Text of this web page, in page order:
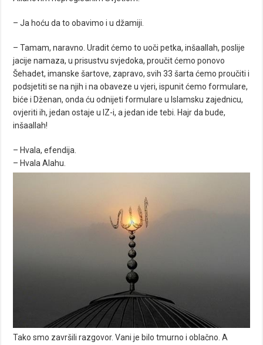
– Ja hoću da to obavimo i u džamiji.
– Tamam, naravno. Uradit ćemo to uoči petka, inšaallah, poslije
jacije namaza, u prisustvu svjedoka, proučit ćemo ponovo
Šehadet, imanske šartove, zapravo, svih 33 šarta ćemo proučiti i
podsjetiti se na njih i na obaveze u vjeri, ispunit ćemo formulare,
biće i Dženan, onda ću odnijeti formulare u Islamsku zajednicu,
ovjeriti ih, jedan ostaje u IZ-i, a jedan ide tebi. Hajr da bude,
inšaallah!
– Hvala, efendija.
– Hvala Alahu.
Tako smo završili razgovor. Vani je bilo tmurno i oblačno. A